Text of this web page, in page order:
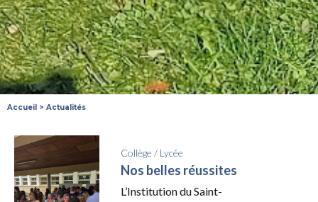
Accueil > Actualités
Collège / Lycée
Nos belles réussites
L’Institution du Saint-